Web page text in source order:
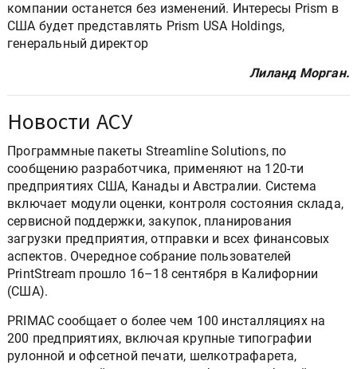
компании останется без изменений. Интересы Prism в
США будет представлять Prism USA Holdings,
генеральный директор
Лиланд Морган.
Новости АСУ
Программные пакеты Streamline Solutions, по
сообщению разработчика, применяют на 120-ти
предприятиях США, Канады и Австралии. Система
включает модули оценки, контроля состояния склада,
сервисной поддержки, закупок, планирования
загрузки предприятия, отправки и всех финансовых
аспектов. Очередное собрание пользователей
PrintStream прошло 16–18 сентября в Калифорнии
(США).
PRIMAC сообщает о более чем 100 инсталляциях на
200 предприятиях, включая крупные типографии
рулонной и офсетной печати, шелкотрафарета,